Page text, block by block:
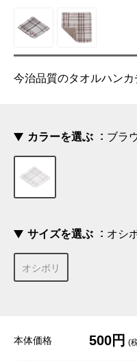
今治品質のタオルハンカ
カラーを選ぶ ブラ
サイズを選ぶ オシ
オシボリ
本体価格 500円 (